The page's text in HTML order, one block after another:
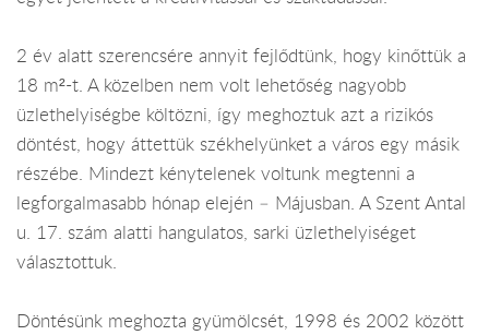
2 év alatt szerencsére annyit fejlődtünk, hogy kinőttük a
18 m²-t. A közelben nem volt lehetőség nagyobb
üzlethelyiségbe költözni, így meghoztuk azt a rizikós
döntést, hogy áttettük székhelyünket a város egy másik
részébe. Mindezt kénytelenek voltunk megtenni a
legforgalmasabb hónap elején – Májusban. A Szent Antal
u. 17. szám alatti hangulatos, sarki üzlethelyiséget
választottuk.
Döntésünk meghozta gyümölcsét, 1998 és 2002 között